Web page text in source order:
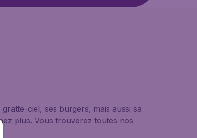
ciel, ses burgers, mais aussi sa
plus. Vous trouverez toutes nos